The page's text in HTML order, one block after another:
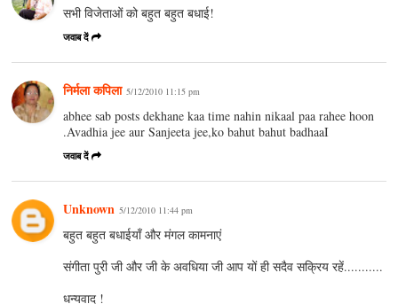
सभी विजेताओं को बहुत बहुत बधाई!
जवाब दें
निर्मला कपिला 5/12/2010 11:15 pm
abhee sab posts dekhane kaa time nahin nikaal paa rahee hoon
.Avadhia jee aur Sanjeeta jee,ko bahut bahut badhaaI
जवाब दें
Unknown 5/12/2010 11:44 pm
बहुत बहुत बधाईयाँ और मंगल कामनाएं
संगीता पुरी जी और जी के अवधिया जी आप यों ही सदैव सक्रिय रहें...........
धन्यवाद !